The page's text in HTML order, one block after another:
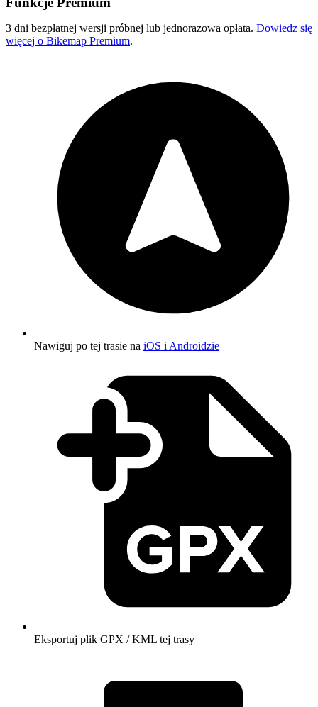
3 dni bezpłatnej wersji próbnej lub jednorazowa opłata. Dowiedz się
więcej o Bikemap Premium.
Nawiguj po tej trasie na iOS i Androidzie
Eksportuj plik GPX / KML tej trasy